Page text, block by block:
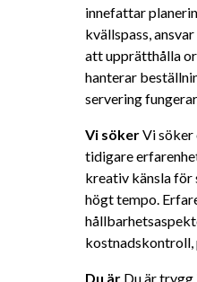
innefattar
kvällspass,
att upprätthålla
hanterar
servering
Vi söker Vi söker
tidigare
kreativ känsla för
högt tempo.
kostnadskontroll,
Du är Du är